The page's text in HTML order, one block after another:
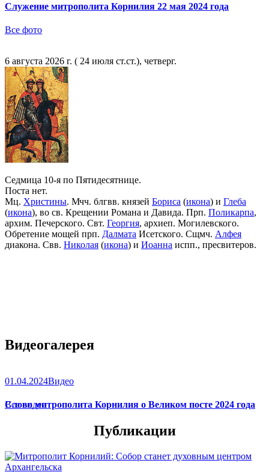
Служение митрополита Корнилия 22 мая 2024 года
Все фото
6 августа 2026 г. ( 24 июля ст.ст.), четверг.
Седмица 10-я по Пятидесятнице.
Поста нет.
Мц. Христины. Мчч. блгвв. князей Бориса (икона) и Глеба
(икона), во св. Крещении Романа и Давида. Прп. Поликарпа,
архим. Печерского. Свт. Георгия, архиеп. Могилевского.
Обретение мощей прп. Далмата Исетского. Сщмч. Алфея
диакона. Свв. Николая (икона) и Иоанна испп., пресвитеров.
Видеогалерея
01.04.2024Видео
Слово митрополита Корнилия о Великом посте 2024 года
Все видео
Публикации